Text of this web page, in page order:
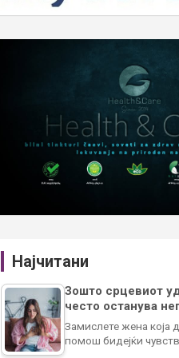
Најчитани
Зошто срцевиот
често останува
Замислете жена која
помош бидејќи